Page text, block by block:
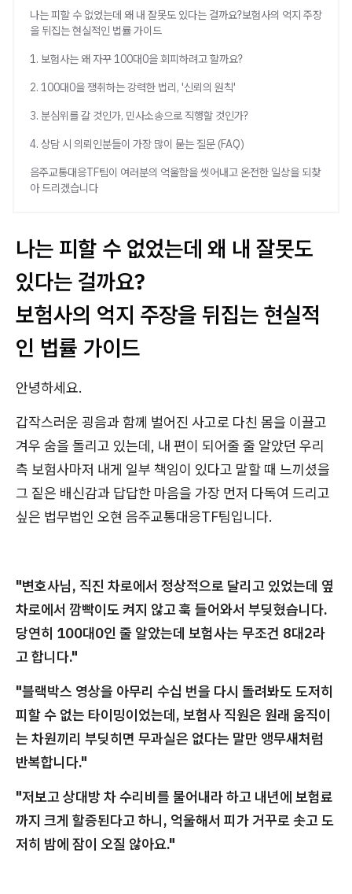
나는 피할 수 없었는데 왜 내 잘못도 있다는 걸까요?보험사의 억지 주장
을 뒤집는 현실적인 법률 가이드
1. 보험사는 왜 자꾸 100대0을 회피하려고 할까요?
2. 100대0을 쟁취하는 강력한 법리, '신뢰의 원칙'
3. 분심위를 갈 것인가, 민사소송으로 직행할 것인가?
4. 상담 시 의뢰인분들이 가장 많이 묻는 질문 (FAQ)
음주교통대응TF팀이 여러분의 억울함을 씻어내고 온전한 일상을 되찾
아 드리겠습니다
나는 피할 수 없었는데 왜 내 잘못도
있다는 걸까요?
보험사의 억지 주장을 뒤집는 현실적
인 법률 가이드
안녕하세요.
갑작스러운 굉음과 함께 벌어진 사고로 다친 몸을 이끌고
겨우 숨을 돌리고 있는데, 내 편이 되어줄 줄 알았던 우리
측 보험사마저 내게 일부 책임이 있다고 말할 때 느끼셨을
그 짙은 배신감과 답답한 마음을 가장 먼저 다독여 드리고
싶은 법무법인 오현 음주교통대응TF팀입니다.
"변호사님, 직진 차로에서 정상적으로 달리고 있었는데 옆
차로에서 깜빡이도 켜지 않고 훅 들어와서 부딪혔습니다.
당연히 100대0인 줄 알았는데 보험사는 무조건 8대2라
고 합니다."
"블랙박스 영상을 아무리 수십 번을 다시 돌려봐도 도저히
피할 수 없는 타이밍이었는데, 보험사 직원은 원래 움직이
는 차원끼리 부딪히면 무과실은 없다는 말만 앵무새처럼
반복합니다."
"저보고 상대방 차 수리비를 물어내라 하고 내년에 보험료
까지 크게 할증된다고 하니, 억울해서 피가 거꾸로 솟고 도
저히 밤에 잠이 오질 않아요."